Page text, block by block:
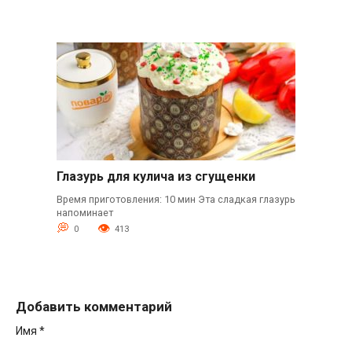
Глазурь для кулича из сгущенки
Время приготовления: 10 мин Эта сладкая глазурь
напоминает
0 413
Добавить комментарий
Имя *